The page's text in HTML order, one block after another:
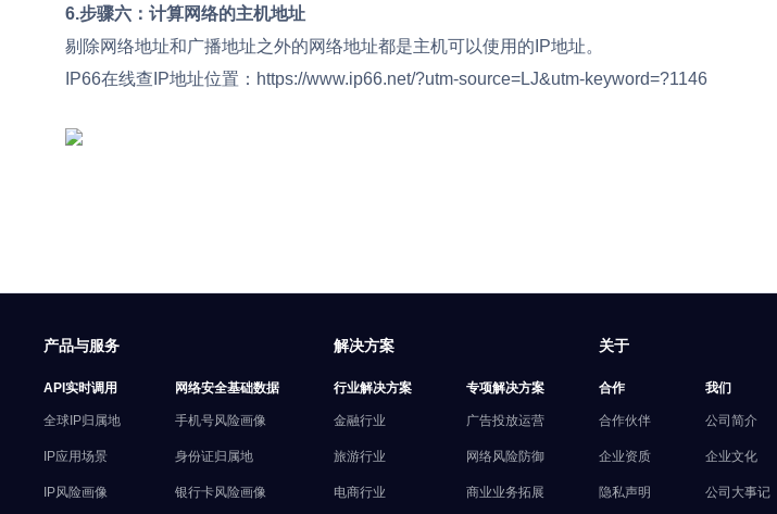
6.步骤六：计算网络的主机地址
剔除网络地址和广播地址之外的网络地址都是主机可以使用的IP地址。
IP66在线查IP地址位置：https://www.ip66.net/?utm-source=LJ&utm-keyword=?1146
产品与服务
API实时调用
全球IP归属地
IP应用场景
IP风险画像
网络安全基础数据
手机号风险画像
身份证归属地
银行卡风险画像
解决方案
行业解决方案
金融行业
旅游行业
电商行业
专项解决方案
广告投放运营
网络风险防御
商业业务拓展
关于
合作
合作伙伴
企业资质
隐私声明
我们
公司简介
企业文化
公司大事记